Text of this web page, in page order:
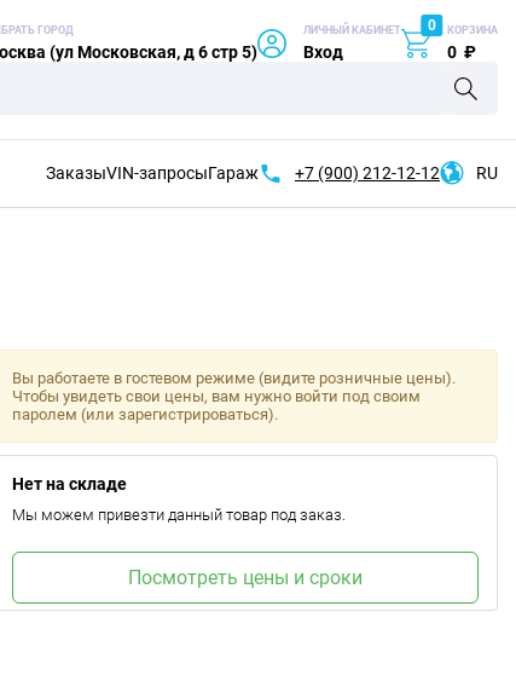
ГОРОД
(ул Московская, д 6 стр 5)
ЛИЧНЫЙ КАБИНЕТ
Вход
0 КОРЗИНА
0 ₽
ЗаказыVIN-запросыГараж +7 (900) 212-12-12 RU
Вы работаете в гостевом режиме (видите розничные цены).
Чтобы увидеть свои цены, вам нужно войти под своим
паролем (или зарегистрироваться).
Нет на складе
Мы можем привезти данный товар под заказ.
Посмотреть цены и сроки